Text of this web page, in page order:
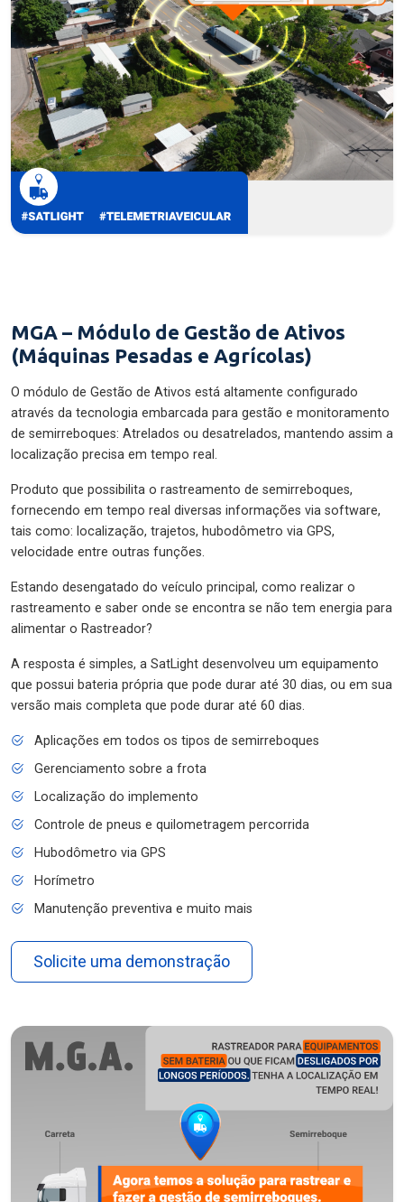
MGA – Módulo de Gestão de Ativos
(Máquinas Pesadas e Agrícolas)
O módulo de Gestão de Ativos está altamente configurado
através da tecnologia embarcada para gestão e monitoramento
de semirreboques: Atrelados ou desatrelados, mantendo assim a
localização precisa em tempo real.
Produto que possibilita o rastreamento de semirreboques,
fornecendo em tempo real diversas informações via software,
tais como: localização, trajetos, hubodômetro via GPS,
velocidade entre outras funções.
Estando desengatado do veículo principal, como realizar o
rastreamento e saber onde se encontra se não tem energia para
alimentar o Rastreador?
A resposta é simples, a SatLight desenvolveu um equipamento
que possui bateria própria que pode durar até 30 dias, ou em sua
versão mais completa que pode durar até 60 dias.
Aplicações em todos os tipos de semirreboques
Gerenciamento sobre a frota
Localização do implemento
Controle de pneus e quilometragem percorrida
Hubodômetro via GPS
Horímetro
Manutenção preventiva e muito mais
Solicite uma demonstração